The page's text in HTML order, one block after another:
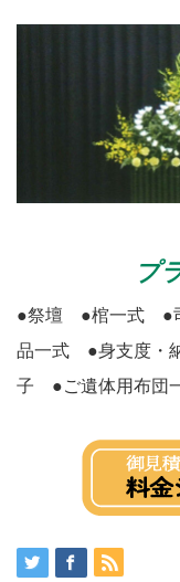
プ
●祭壇 ●棺一式 ●
品一式 ●身支度・
子 ●ご遺体用布団